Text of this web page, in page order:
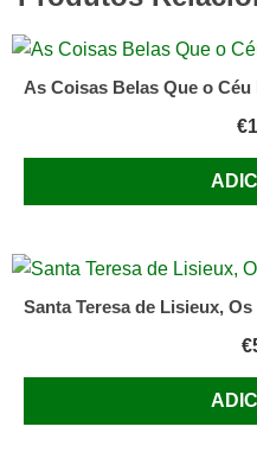
de
Richard
As Coisas Belas Que o
€
Santa Teresa de Lisieux,
€